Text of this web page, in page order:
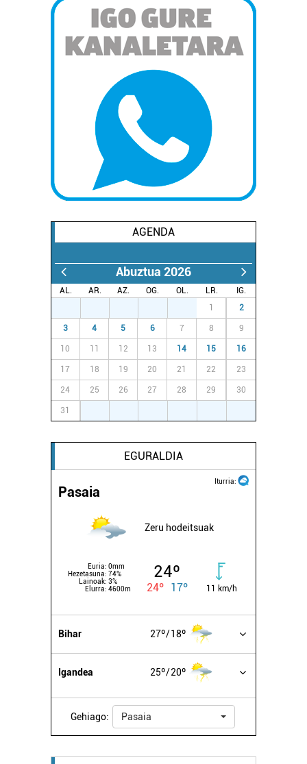
AGENDA
Abuztua 2026
AL. AR. AZ. OG. OL. LR.
IG.
1 2
3 4 5 6 7 8 9
10 11 12 13 14 15 16
17 18 19 20 21 22 23
24 25 26 27 28 29 30
31
EGURALDIA
Iturria:
Pasaia
Zeru hodeitsuak
Euria: 0mm
Hezetasuna: 74%
Lainoak: 3%
Elurra: 4600m
24º
24º 17º 11 km/h
Bihar 27º 18º
Igandea 25º 20º
Gehiago: Pasaia